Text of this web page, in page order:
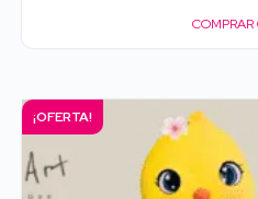
COMPRAR
¡OFERTA!